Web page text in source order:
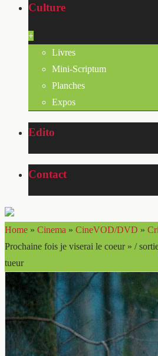
Culture
+
Livres
Mini-Scriptum
Planches
Expos
Edito
Contact
Home » Cinema » CineVOD/DVD »
Prochaine fois je viserai le coeur » /
tueur